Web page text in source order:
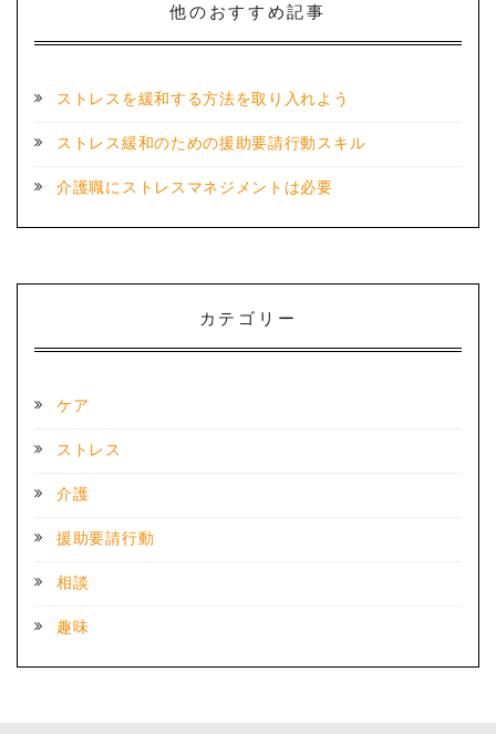
他のおすすめ記事
ストレスを緩和する方法を取り入れよう
ストレス緩和のための援助要請行動スキル
介護職にストレスマネジメントは必要
カテゴリー
ケア
ストレス
介護
援助要請行動
相談
趣味